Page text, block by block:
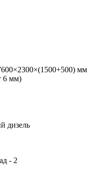
мм
6 мм)
дизель
- 2